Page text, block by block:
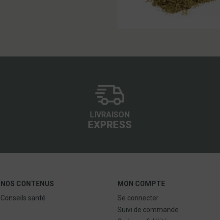
LIVRAISON
EXPRESS
NOS CONTENUS
Conseils santé
MON COMPTE
Se connecter
Suivi de commande